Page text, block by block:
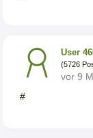
User
(5726
vor 9
#